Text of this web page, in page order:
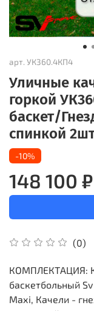
арт. УК360.4КП4
Уличные
горкой
баскет/
спинкой
(0)
-10%
148 100 ₽
КОМПЛЕКТАЦИЯ:
баскетбольный
Maхi, Качели -